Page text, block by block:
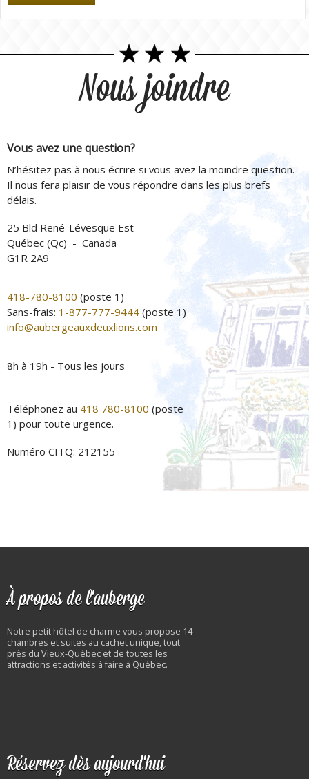
Nous joindre
Vous avez une question?
N’hésitez pas à nous écrire si vous avez la moindre question.
Il nous fera plaisir de vous répondre dans les plus brefs
délais.
25 Bld René-Lévesque Est
Québec (Qc) - Canada
G1R 2A9
418-780-8100 (poste 1)
Sans-frais: 1-877-777-9444 (poste 1)
info@aubergeauxdeuxlions.com
8h à 19h - Tous les jours
Téléphonez au 418 780-8100 (poste
1) pour toute urgence.
Numéro CITQ: 212155
À propos de l'auberge
Notre petit hôtel de charme vous propose 14
chambres et suites au cachet unique, tout
près du Vieux-Québec et de toutes les
attractions et activités à faire à Québec.
Réservez dès aujourd'hui